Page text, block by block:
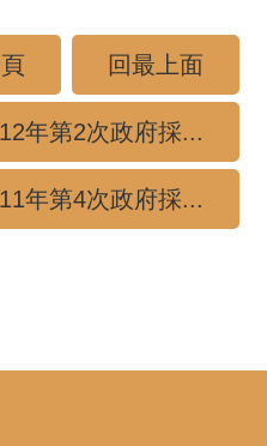
回最上面
年第2次政府採...
年第4次政府採...